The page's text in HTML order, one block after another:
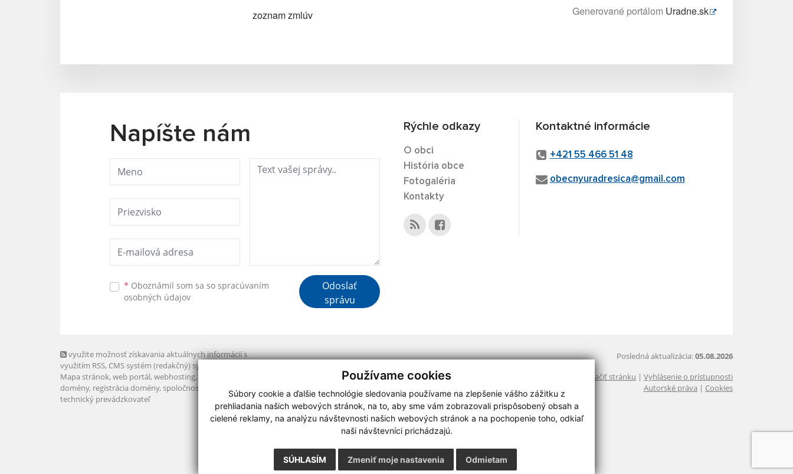
Používame cookies
Súbory cookie a ďalšie technológie sledovania používame na zlepšenie vášho zážitku z
prehliadania našich webových stránok, na to, aby sme vám zobrazovali prispôsobený obsah a
cielené reklamy, na analýzu návštevnosti našich webových stránok a na pochopenie toho, odkiaľ
naši návštevníci prichádzajú.
SÚHLASÍM Odmietam
Zmeniť moje nastavenia
zoznam zmlúv Generované portálom Uradne.sk
Napíšte nám
* Oboznámil som sa so spracúvaním
osobných údajov
Odoslať
správu
Rýchle odkazy
O obci
História obce
Fotogaléria
Kontakty
Kontaktné informácie
+421 55 466 51 48
obecnyuradresica@gmail.com
využite možnosť získavania aktuálnych informácií s
využitím RSS, CMS systém (redakčný) systém ECHELON 2,
Mapa stránok, web portál, webhosting,
domény, registrácia domény, spoločnosť webex.digital, s.r.o.
technický prevádzkovateľ
Posledná aktualizácia:05.08.2026
Vytlačiť stránku | Vyhlásenie o prístupnosti
Autorské práva | Cookies
webdesign|